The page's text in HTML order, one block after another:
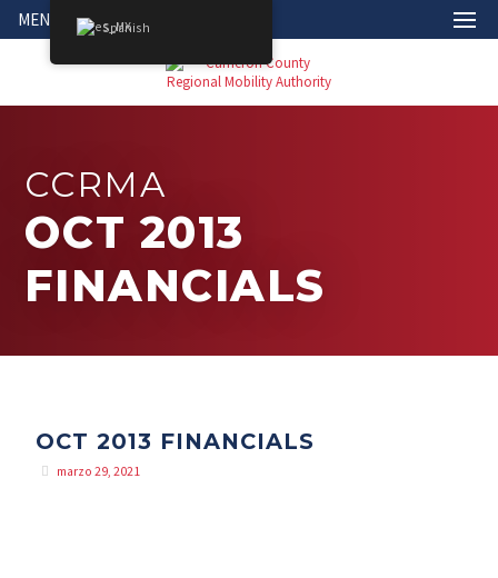
MENÚ
CCRMA
OCT 2013
FINANCIALS
OCT 2013 FINANCIALS
marzo 29, 2021
Spanish